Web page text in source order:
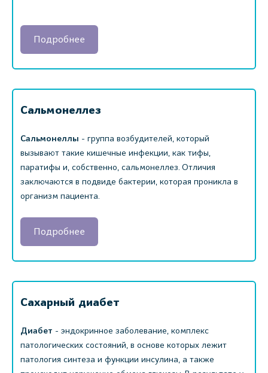
Подробнее
Сальмонеллез
Сальмонеллы - группа возбудителей, который
вызывают такие кишечные инфекции, как тифы,
паратифы и, собственно, сальмонеллез. Отличия
заключаются в подвиде бактерии, которая проникла в
организм пациента.
Подробнее
Сахарный диабет
Диабет - эндокринное заболевание, комплекс
патологических состояний, в основе которых лежит
патология синтеза и функции инсулина, а также